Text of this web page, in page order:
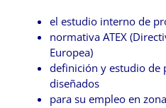
el estudio interno de
normativa ATEX
Europea)
definición y estudio de
diseñados
para su empleo en